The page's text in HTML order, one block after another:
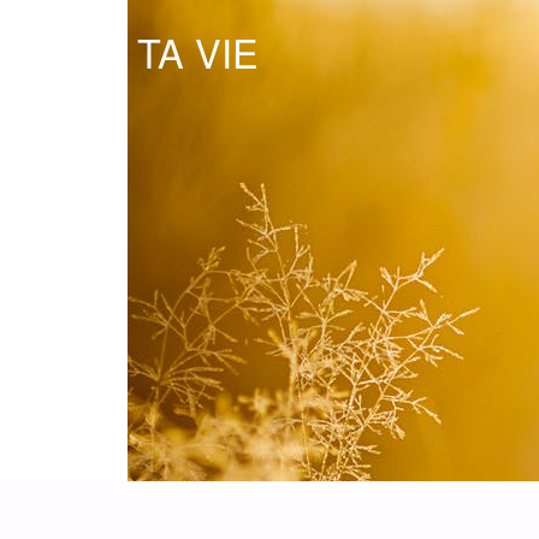
OSE TA VIE